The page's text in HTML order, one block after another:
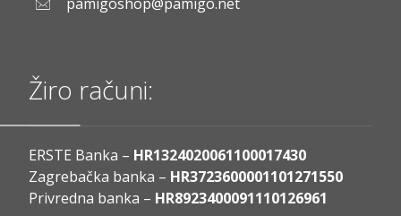
Žiro računi:
ERSTE Banka – HR1324020061100017430
Zagrebačka banka – HR3723600001101271550
Privredna banka – HR8923400091110126961